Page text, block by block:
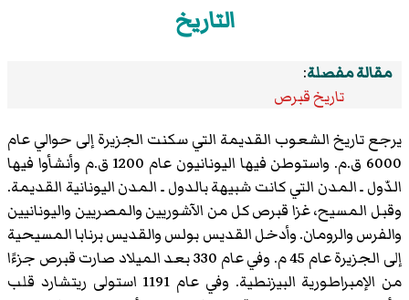
التاريخ
مقالة مفصلة:
تاريخ قبرص
يرجع تاريخ الشعوب القديمة التي سكنت الجزيرة إلى حوالي عام
6000 ق.م. واستوطن فيها اليونانيون عام 1200 ق.م وأنشأوا فيها
الدّول ـ المدن التي كانت شبيهة بالدول ـ المدن اليونانية القديمة.
وقبل المسيح، غزا قبرص كل من الآشوريين والمصريين واليونانيين
والفرس والرومان. وأدخل القديس بولس والقديس برنابا المسيحية
إلى الجزيرة عام 45 م. وفي عام 330 بعد الميلاد صارت قبرص جزءًا
من الإمبراطورية البيزنطية. وفي عام 1191 استولى ريتشارد قلب